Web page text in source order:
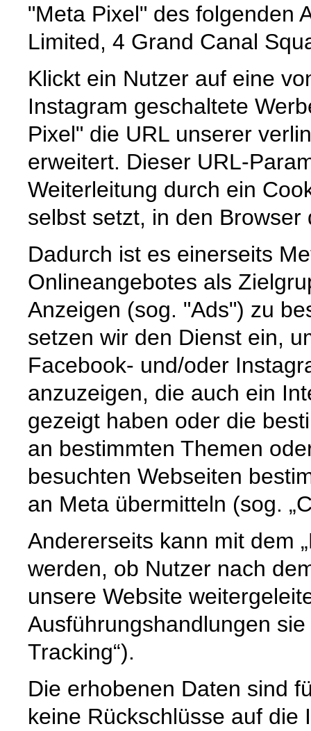
"Meta Pixel" des folgenden
Limited, 4 Grand Canal
Klickt ein Nutzer auf eine
Instagram geschaltete
Pixel" die URL unserer
erweitert. Dieser URL-
Weiterleitung durch ein
selbst setzt, in den
Dadurch ist es einerseits
Onlineangebotes als
Anzeigen (sog. "Ads") zu
setzen wir den Dienst ein,
Facebook- und/oder
anzuzeigen, die auch ein
gezeigt haben oder die
an bestimmten Themen
besuchten Webseiten
an Meta übermitteln (sog.
Andererseits kann mit dem
werden, ob Nutzer nach
unsere Website
Ausführungshandlungen
Tracking“).
Die erhobenen Daten sind
keine Rückschlüsse auf die